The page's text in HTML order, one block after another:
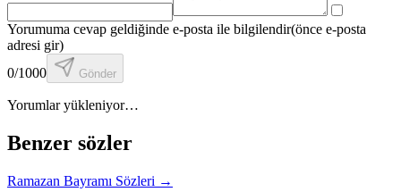
Yorumuma cevap geldiğinde e-posta ile bilgilendir(önce e-posta
adresi gir)
0/1000 Gönder
Yorumlar yükleniyor…
Benzer sözler
Ramazan Bayramı Sözleri →